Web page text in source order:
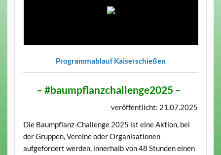
Programmablauf Kaiserschießen
– #baumpflanzchallenge2025 –
veröffentlicht: 21.07.2025
Die Baumpflanz-Challenge 2025 ist eine Aktion, bei
der Gruppen, Vereine oder Organisationen
aufgefordert werden, innerhalb von 48 Stunden einen